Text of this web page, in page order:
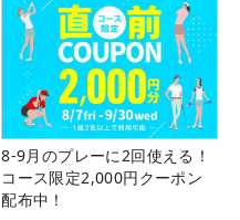
8-9月のプレーに2回使える！
コース限定2,000円クーポン
配布中！